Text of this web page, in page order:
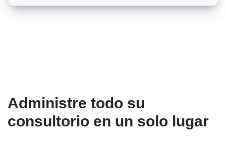
Administre todo su
consultorio en un solo lugar